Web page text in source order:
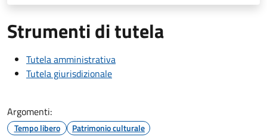
Strumenti di tutela
Tutela amministrativa
Tutela giurisdizionale
Argomenti:
Tempo libero Patrimonio culturale